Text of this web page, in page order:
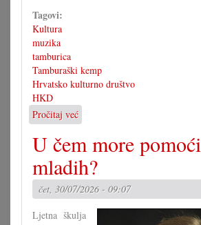
Tagovi:
Kultura
muzika
tamburica
Tamburaški kemp
Hrvatsko kulturno društvo
HKD
Pročitaj već
3.
tamburaški
kemp
s
koncertom
u
Pagu
U čem more
mladih?
čet, 30/07/2026 - 09:07
Ljetna škulja